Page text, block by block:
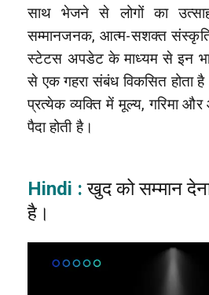
साथ भेजने से लोगों का
सम्मानजनक, आत्म-सशक्त संस्कृति
स्टेटस अपडेट के माध्यम से इन
से एक गहरा संबंध विकसित होता
प्रत्येक व्यक्ति में मूल्य, गरिमा और
पैदा होती है।
Hindi : खुद को सम्मान
है।